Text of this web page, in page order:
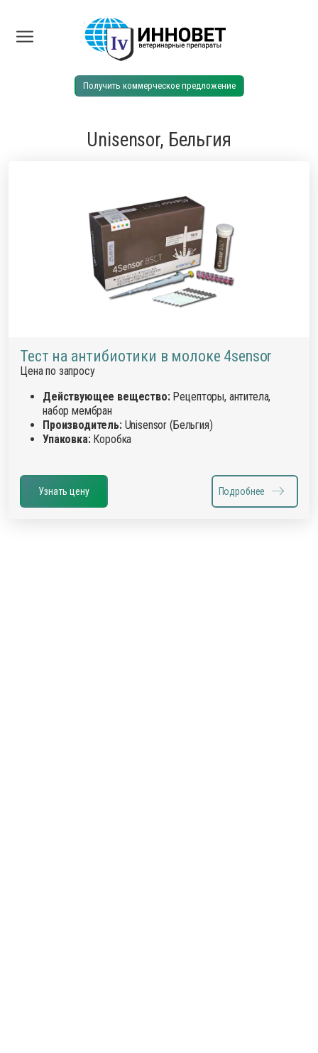
Получить коммерческое предложение
Unisensor, Бельгия
Тест на антибиотики в молоке 4sensor
Цена по запросу
Действующее вещество:Рецепторы, антитела,
набор мембран
Производитель:Unisensor (Бельгия)
Упаковка:Коробка
Узнать цену Подробнее